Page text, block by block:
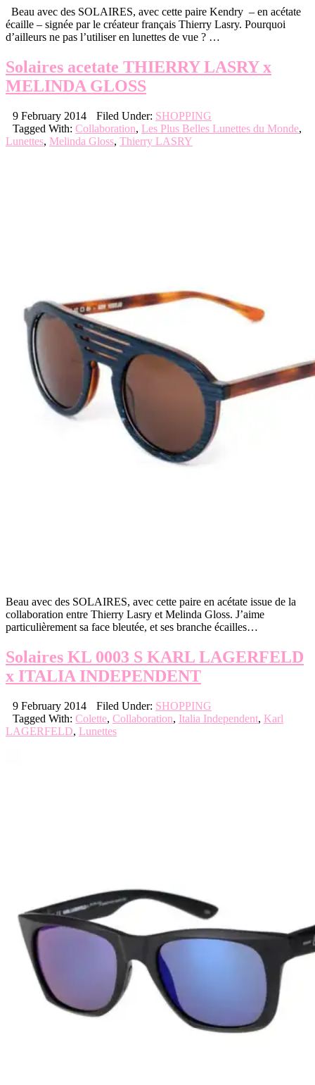
Beau avec des SOLAIRES, avec cette paire Kendry – en acétate
écaille – signée par le créateur français Thierry Lasry. Pourquoi
d’ailleurs ne pas l’utiliser en lunettes de vue ? …
Solaires acetate THIERRY LASRY x
MELINDA GLOSS
9 February 2014 Filed Under: SHOPPING
Tagged With: Collaboration, Les Plus Belles Lunettes du Monde,
Lunettes, Melinda Gloss, Thierry LASRY
Beau avec des SOLAIRES, avec cette paire en acétate issue de la
collaboration entre Thierry Lasry et Melinda Gloss. J’aime
particulièrement sa face bleutée, et ses branche écailles…
Solaires KL 0003 S KARL LAGERFELD
x ITALIA INDEPENDENT
9 February 2014 Filed Under: SHOPPING
Tagged With: Colette, Collaboration, Italia Independent, Karl
LAGERFELD, Lunettes